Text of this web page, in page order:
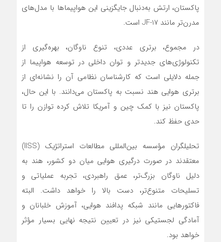
پاکستان، ارتش به‌دنبال جایگزینی این هواپیماها با مدل‌های
مدرن‌تر مانند JF-17 است.
در مجموع، برتری عددی، تنوع ناوگان، بهره‌گیری از
تکنولوژی‌های جدیدتر و توان داخلی در توسعه هواپیما از
جمله دلایلی است که کارشناسان نظامی آن را نشانه‌ای از
برتری هوایی هند نسبت به پاکستان می‌دانند. با این حال،
پاکستان نیز با کمک چین و آمریکا تلاش کرده توازن را تا
حدی حفظ کند.
تحلیلگران مؤسسه بین‌المللی مطالعات استراتژیک (IISS)
معتقدند در صورت درگیری هوایی میان دو کشور، هند به
دلیل ناوگان بزرگ‌تر، عمق راهبردی، تجربه عملیاتی و
تسلیحات متنوع‌تر، دست بالا را خواهد داشت. البته
فاکتورهایی مانند شبکه پدافند هوایی، آموزش خلبانان و
آمادگی لجستیکی نیز در تعیین نتیجه نهایی بسیار مؤثر
خواهد بود.